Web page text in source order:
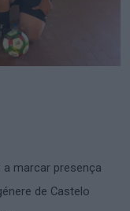
marcar presença
de Castelo